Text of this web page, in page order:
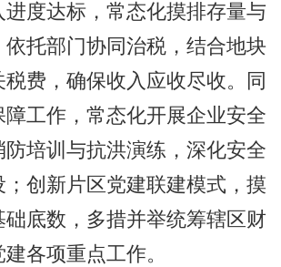
度达标，常态化摸排存量与
依托部门协同治税，结合地块
费，确保收入应收尽收。同
障工作，常态化开展企业安全
培训与抗洪演练，深化安全
创新片区党建联建模式，摸
底数，多措并举统筹辖区财
各项重点工作。